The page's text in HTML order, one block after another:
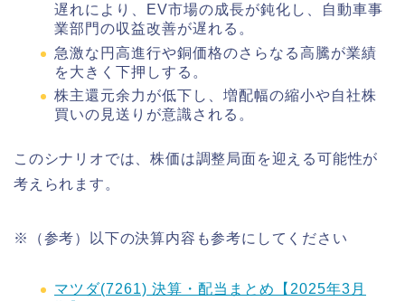
遅れにより、EV市場の成長が鈍化し、自動車事
業部門の収益改善が遅れる。
急激な円高進行や銅価格のさらなる高騰が業績
を大きく下押しする。
株主還元余力が低下し、増配幅の縮小や自社株
買いの見送りが意識される。
このシナリオでは、株価は調整局面を迎える可能性が
考えられます。
※（参考）以下の決算内容も参考にしてください
マツダ(7261) 決算・配当まとめ【2025年3月